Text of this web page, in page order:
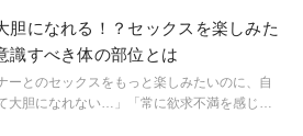
胆になれる！？セックスを楽しみた
識すべき体の部位とは
ーとのセックスをもっと楽しみたいのに、自
大胆になれない…」「常に欲求不満を感じ